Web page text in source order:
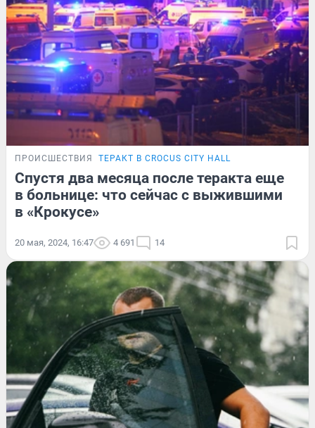
ПРОИСШЕСТВИЯ ТЕРАКТ В CROCUS CITY HALL
Спустя два месяца после теракта еще
в больнице: что сейчас с выжившими
в «Крокусе»
20 мая, 2024, 16:47 4 691 14